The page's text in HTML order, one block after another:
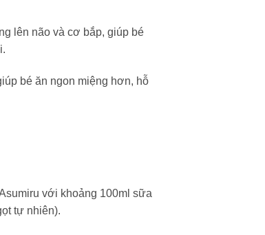
lên não và cơ bắp, giúp bé
bé ăn ngon miệng hơn, hỗ
với khoảng 100ml sữa
tự nhiên).